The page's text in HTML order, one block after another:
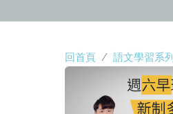
回首頁 / 語文學習系列